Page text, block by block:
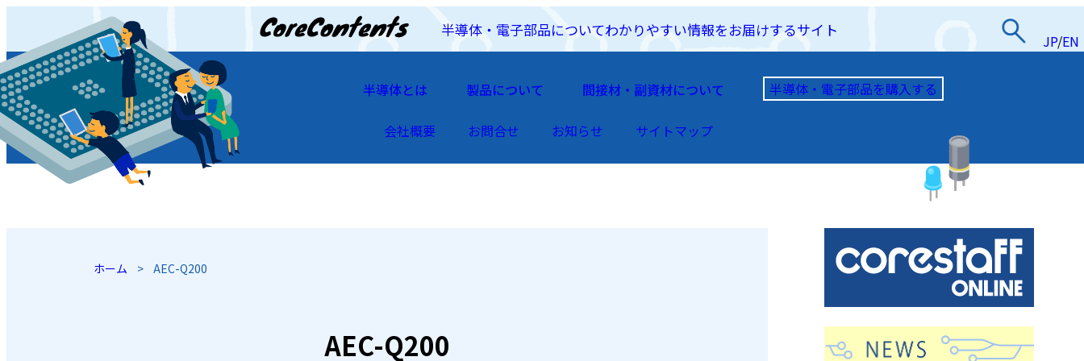
半導体・電子部品についてわかりやすい情報をお届けするサイト
JP/EN
JP/EN
半導体とは 製品について 間接材・副資材について 半導体・電子部品を購入する
会社概要 お問合せ お知らせ サイトマップ
ホーム > AEC-Q200
AEC-Q200